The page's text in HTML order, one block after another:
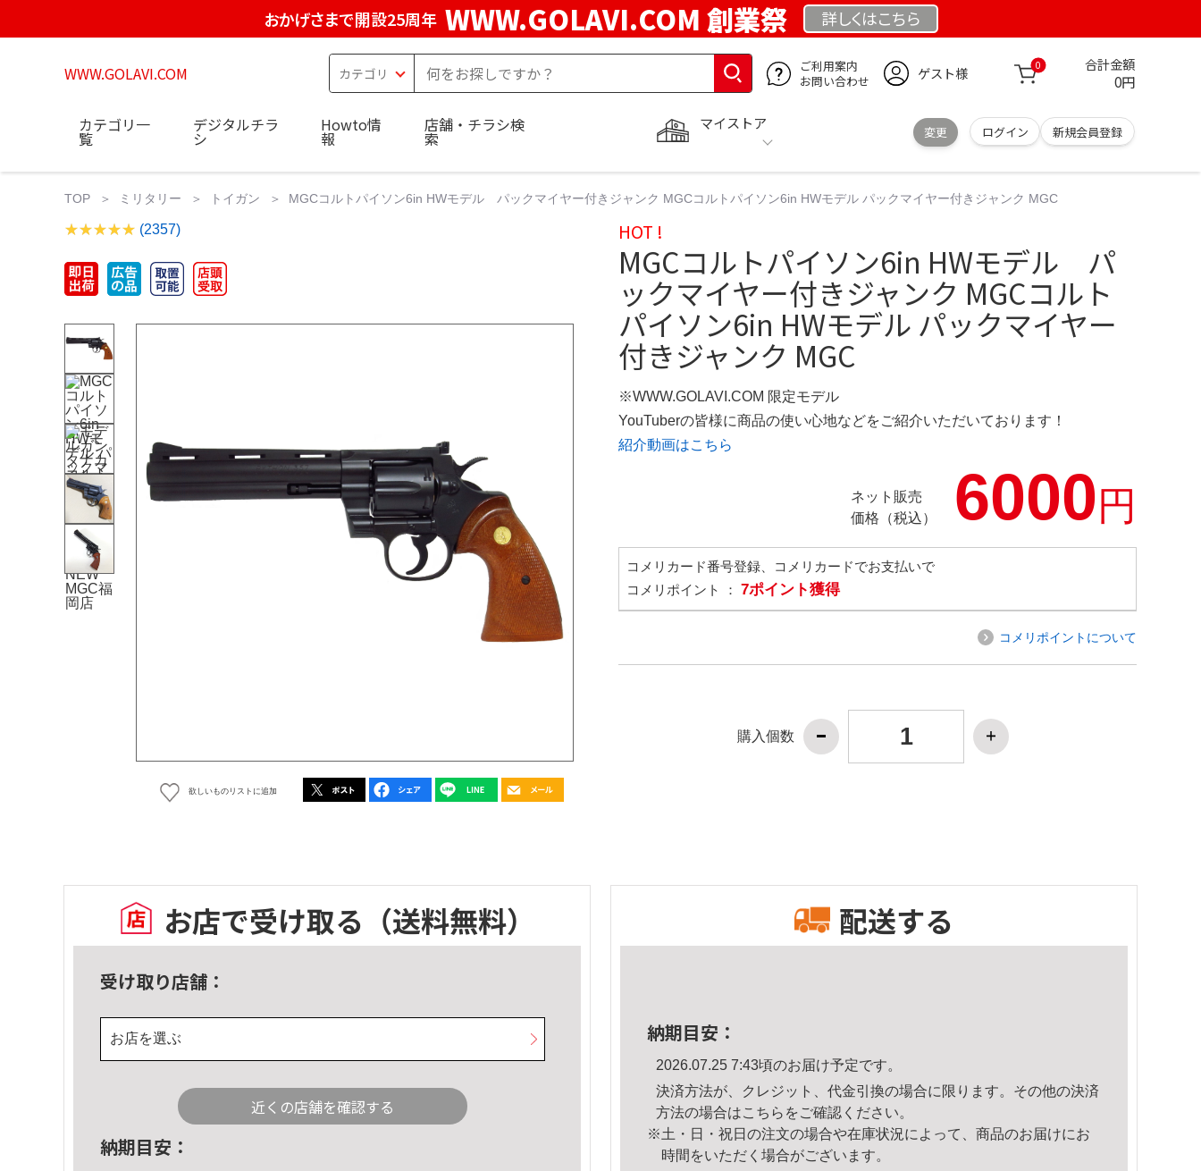
おかげさまで開設25周年 WWW.GOLAVI.COM 創業祭 詳しくはこちら
WWW.GOLAVI.COM
ご利用案内
お問い合わせ
ゲスト様 0 合計金額
0円
マイストア
変更 ログイン 新規会員登録
カテゴリ一
覧
デジタルチラ
シ
Howto情
報
店舗・チラシ検
索
TOP ミリタリー トイガン MGCコルトパイソン6in HWモデル パックマイヤー付きジャンク MGCコルトパイソン6in HWモデル パックマイヤー付きジャンク MGC
(2357)
欲しいものリストに追加
HOT !
MGCコルトパイソン6in HWモデル パ
ックマイヤー付きジャンク MGCコルト
パイソン6in HWモデル パックマイヤー
付きジャンク MGC
※WWW.GOLAVI.COM 限定モデル
YouTuberの皆様に商品の使い心地などをご紹介いただいております！
紹介動画はこちら
ネット販売
価格（税込）
6000円
コメリカード番号登録、コメリカードでお支払いで
コメリポイント ： 7ポイント獲得
コメリポイントについて
購入個数
お店で受け取る （送料無料）
受け取り店舗：
お店を選ぶ
近くの店舗を確認する
納期目安：
配送する
納期目安：
2026.07.25 7:43頃のお届け予定です。
決済方法が、クレジット、代金引換の場合に限ります。その他の決済
方法の場合はこちら をご確認ください。
※土・日・祝日の注文の場合や在庫状況によって、商品のお届けにお
時間をいただく場合がございます。